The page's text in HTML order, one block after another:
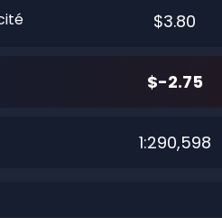
$3.80
$-2.75
1:290,598